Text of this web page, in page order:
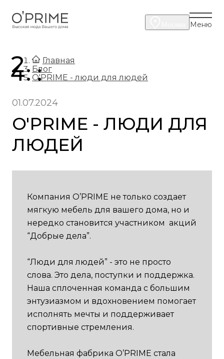
Меню
Главная
.
Блог
.
O'PRIME - люди для людей
01.07.2024
O'PRIME - ЛЮДИ ДЛЯ
ЛЮДЕЙ
Компания O’PRIME не только создает
мягкую мебель для вашего дома, но и
нередко становится участником акций
“Добрые дела”.
“Люди для людей” - это не просто
слова. Это дела, поступки и поддержка.
Наша сплоченная команда с большим
энтузиазмом и вдохновением помогает
исполнять мечты и поддерживает
спортивные стремления.
Мебельная фабрика O’PRIME стала